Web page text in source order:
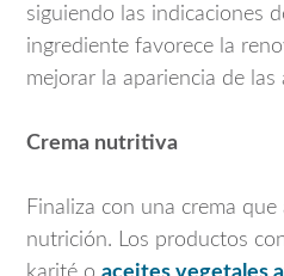
siguiendo las indicaciones
ingrediente favorece la
mejorar la apariencia de las
Crema nutritiva
Finaliza con una crema
nutrición. Los productos